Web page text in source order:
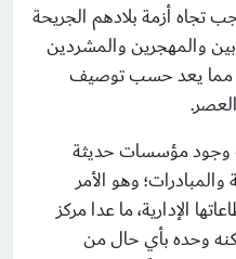
تجاه أزمة بلادهم الجريحة
والمهجرين والمشردين
مما يعد حسب توصيف
وجود مؤسسات حديثة
وهو الأمر
الإدارية، ما عدا مركز
وحده بأي حال من